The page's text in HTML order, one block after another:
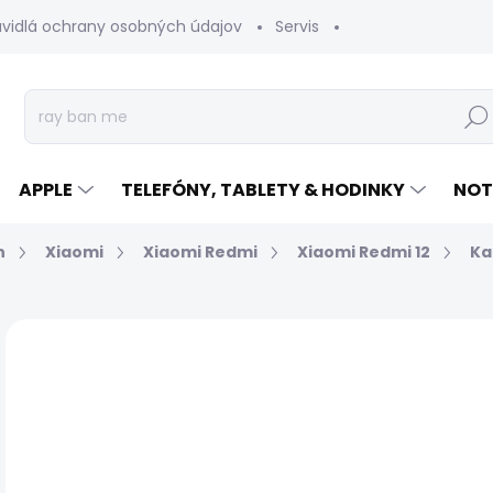
ochrany osobných údajov Servis
Hľadať
APPLE TELEFÓNY, TABLETY & HODINKY
Xiaomi Xiaomi Redmi Xiaomi Redmi 12